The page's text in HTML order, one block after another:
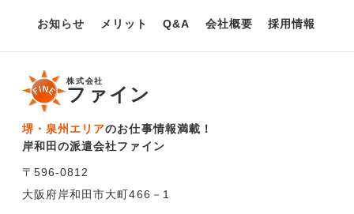
お知らせ メリット Q&A 会社概要 採用情報
株式会社
ファイン
堺・泉州エリアのお仕事情報満載！
岸和田の派遣会社ファイン
〒596-0812
大阪府岸和田市大町466－1